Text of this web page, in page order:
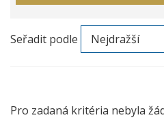
Seřadit podle
Pro zadaná kritéria nebyla